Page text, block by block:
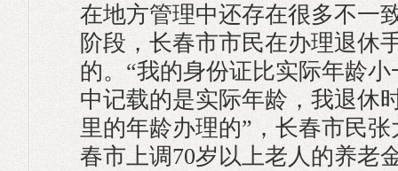
在地方管理中还存在很多不一
阶段，长春市市民在办理退休
的。“我的身份证比实际年龄
中记载的是实际年龄，我退休
里的年龄办理的”，长春市民
春市上调70岁以上老人的养老